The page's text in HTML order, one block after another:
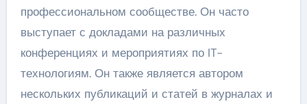
профессиональном сообществе. Он часто
выступает с докладами на различных
конференциях и мероприятиях по IT-
технологиям. Он также является автором
нескольких публикаций и статей в журналах и